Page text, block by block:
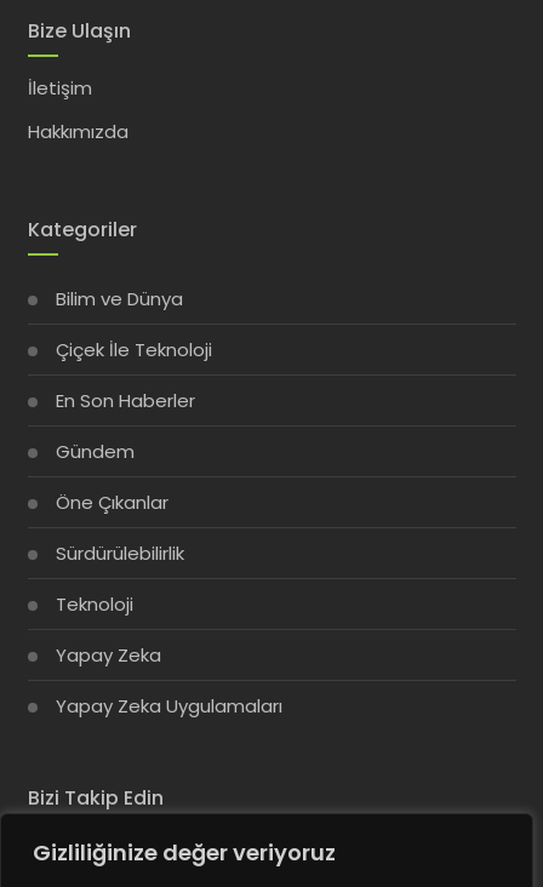
Gizliliğinize değer veriyoruz
Bize Ulaşın
İletişim
Hakkımızda
Kategoriler
Bilim ve Dünya
Çiçek İle Teknoloji
En Son Haberler
Gündem
Öne Çıkanlar
Sürdürülebilirlik
Teknoloji
Yapay Zeka
Yapay Zeka Uygulamaları
Bizi Takip Edin